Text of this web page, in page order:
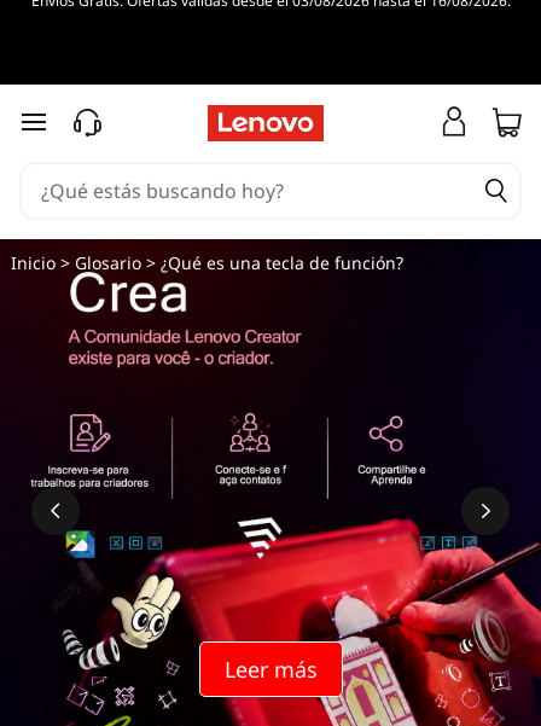
Q
u
e
s
Ir al contenido principal
Leer más
Inicio> Glosario> ¿Qué es una tecla de función?